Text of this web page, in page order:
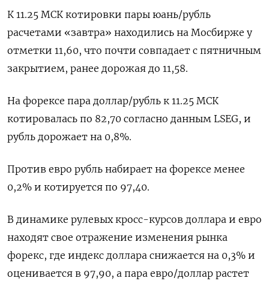
К 11.25 МСК котировки пары юань/рубль
расчетами «завтра» находились на Мосбирже у
отметки 11,60, что почти совпадает с пятничным
закрытием, ранее дорожая до 11,58.
На форексе пара доллар/рубль к 11.25 МСК
котировалась по 82,70 согласно данным LSEG, и
рубль дорожает на 0,8%.
Против евро рубль набирает на форексе менее
0,2% и котируется по 97,40.
В динамике рулевых кросс-курсов доллара и евро
находят свое отражение изменения рынка
форекс, где индекс доллара снижается на 0,3% и
оценивается в 97,90, а пара евро/доллар растет